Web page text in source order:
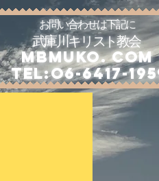
お問い合わせは下記に
武庫川キリスト教会
​mbmuko. com
​tel:o6-6417-